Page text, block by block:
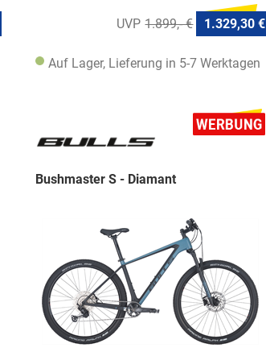
1.899,- € 1.329,30 €
Auf Lager, Lieferung in 5-7 Werktagen
Bushmaster S - Diamant